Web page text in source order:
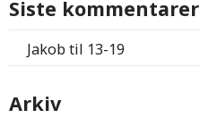
Siste kommentarer
Jakobtil 13-19
Arkiv